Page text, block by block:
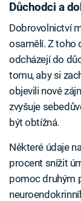
Důchodci a
Dobrovolnictví
osamělí. Z toho
odcházejí do
tomu, aby si
objevili nové
zvyšuje
být obtížná.
Některé údaje
procent snížit
pomoc druhým